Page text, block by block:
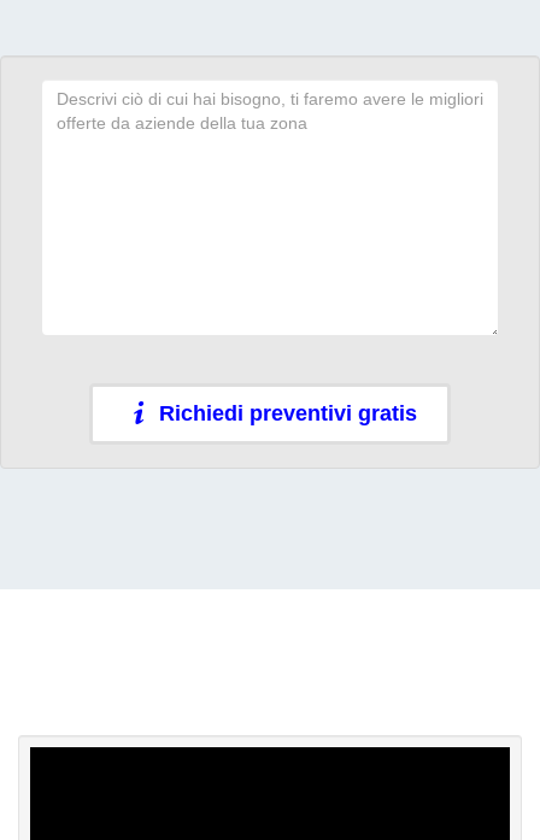
Richiedi preventivi gratis